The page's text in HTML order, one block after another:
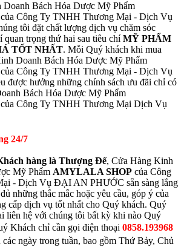
Bách Hóa Dược Mỹ Phẩm
của Công Ty TNHH Thương Mại - Dịch Vụ
tôi đặt chất lượng dịch vụ chăm sóc
quan trọng thứ hai sau tiêu chíMỸ PHẨM
TỐT NHẤT. Mỗi Quý khách khi mua
Doanh Bách Hóa Dược Mỹ Phẩm
của Công Ty TNHH Thương Mại - Dịch Vụ
hưởng những chính sách ưu đãi chỉ có
Bách Hóa Dược Mỹ Phẩm
của Công Ty TNHH Thương Mại Dịch Vụ
24/7
hàng là Thượng Đế, Cửa Hàng Kinh
Mỹ Phẩm AMYLALA SHOP của Công
- Dịch Vụ ĐẠI AN PHƯỚC sẵn sàng lắng
những thắc mắc hoặc yêu cầu, góp ý của
cấp dịch vụ tốt nhất cho Quý khách. Quý
liên hệ với chúng tôi bất kỳ khi nào Quý
Khách chỉ cần gọi điện thoại 0858.193968
các ngày trong tuần, bao gồm Thứ Bảy, Chủ